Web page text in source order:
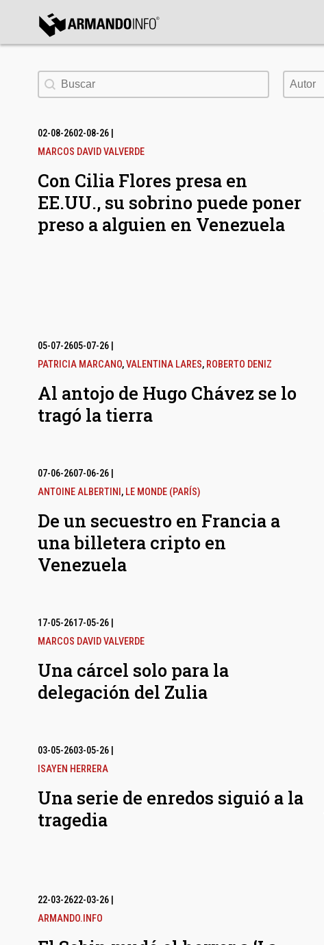
Buscar Autor
Autor
02-08-2602-08-26|
MARCOS DAVID VALVERDE
Con Cilia Flores presa en
EE.UU., su sobrino puede poner
preso a alguien en Venezuela
05-07-2605-07-26|
PATRICIA MARCANO,VALENTINA LARES, ROBERTO DENIZ
Al antojo de Hugo Chávez se lo
tragó la tierra
07-06-2607-06-26|
ANTOINE ALBERTINI , LE MONDE (PARÍS)
De un secuestro en Francia a
una billetera cripto en
Venezuela
17-05-2617-05-26|
MARCOS DAVID VALVERDE
Una cárcel solo para la
delegación del Zulia
03-05-2603-05-26|
ISAYEN HERRERA
Una serie de enredos siguió a la
tragedia
22-03-2622-03-26|
ARMANDO.INFO